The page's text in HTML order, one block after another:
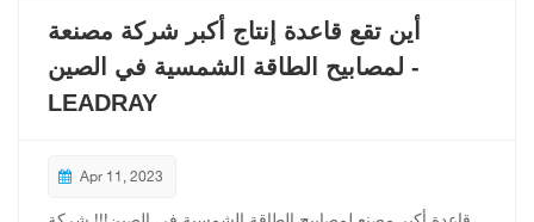
中文
أين تقع قاعدة إنتاج أكبر شركة مصنعة
لمصابيح الطاقة الشمسية في الصين -
LEADRAY
Apr 11, 2023